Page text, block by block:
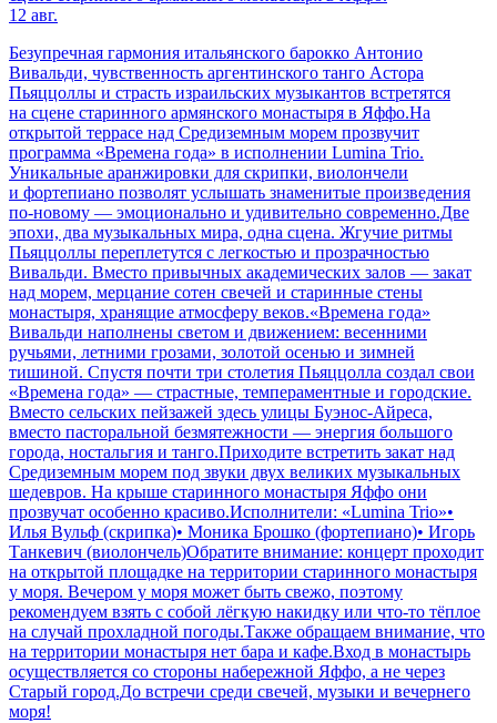
12 авг.
Безупречная гармония итальянского барокко Антонио
Вивальди, чувственность аргентинского танго Астора
Пьяццоллы и страсть израильских музыкантов встретятся
на сцене старинного армянского монастыря в Яффо.На
открытой террасе над Средиземным морем прозвучит
программа «Времена года» в исполнении Lumina Trio.
Уникальные аранжировки для скрипки, виолончели
и фортепиано позволят услышать знаменитые произведения
по-новому — эмоционально и удивительно современно.Две
эпохи, два музыкальных мира, одна сцена. Жгучие ритмы
Пьяццоллы переплетутся с легкостью и прозрачностью
Вивальди. Вместо привычных академических залов — закат
над морем, мерцание сотен свечей и старинные стены
монастыря, хранящие атмосферу веков.«Времена года»
Вивальди наполнены светом и движением: весенними
ручьями, летними грозами, золотой осенью и зимней
тишиной. Спустя почти три столетия Пьяццолла создал свои
«Времена года» — страстные, темпераментные и городские.
Вместо сельских пейзажей здесь улицы Буэнос-Айреса,
вместо пасторальной безмятежности — энергия большого
города, ностальгия и танго.Приходите встретить закат над
Средиземным морем под звуки двух великих музыкальных
шедевров. На крыше старинного монастыря Яффо они
прозвучат особенно красиво.Исполнители: «Lumina Trio»•
Илья Вульф (скрипка)• Моника Брошко (фортепиано)• Игорь
Танкевич (виолончель)Обратите внимание: концерт проходит
на открытой площадке на территории старинного монастыря
у моря. Вечером у моря может быть свежо, поэтому
рекомендуем взять с собой лёгкую накидку или что-то тёплое
на случай прохладной погоды.Также обращаем внимание, что
на территории монастыря нет бара и кафе.Вход в монастырь
осуществляется со стороны набережной Яффо, а не через
Старый город.До встречи среди свечей, музыки и вечернего
моря!